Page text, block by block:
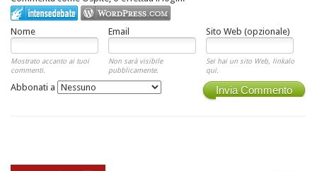
Nome Email Sito Web (opzionale)
Mostrato accanto ai tuoi
commenti.
Non sarà visibile
pubblicamente.
Sei hai un sito Web, linkalo
qui.
Invia Commento
Abbonati a